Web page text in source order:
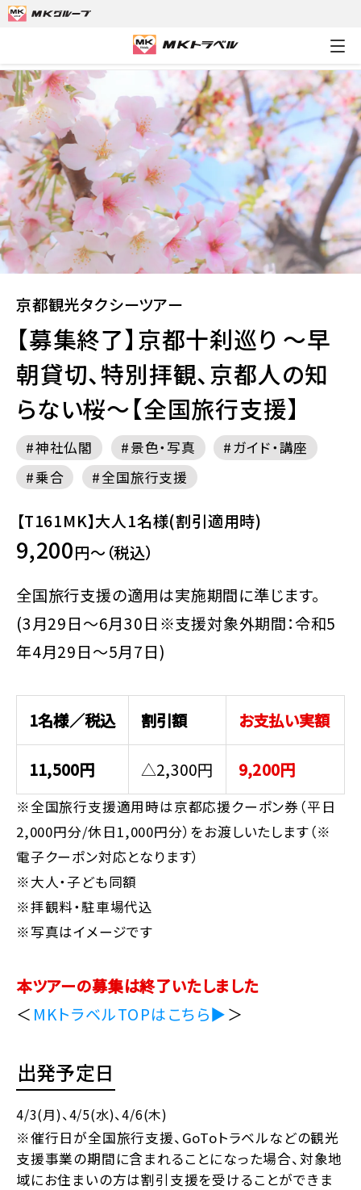
京都観光タクシーツアー 【募集終了】京都
京都観光タクシーツアー
【募集終了】京都十刹巡り ～早
朝貸切、特別拝観、京都人の知
らない桜～【全国旅行支援】
神社仏閣 景色・写真
ガイド・講座
乗合
全国旅行支援
【T161MK】大人1名様(割引適用時)
9,200円～（税込）
全国旅行支援の適用は実施期間に準じます。
(3月29日～6月30日※支援対象外期間：令和5
年4月29日～5月7日)
1名様／税込 割引額 お支払い実額
11,500円 △2,300円 9,200円
※全国旅行支援適用時は京都応援クーポン券（平日
2,000円分/休日1,000円分）をお渡しいたします（※
電子クーポン対応となります）
※大人・子ども同額
※拝観料・駐車場代込
※写真はイメージです
本ツアーの募集は終了いたしました
＜ MKトラベルTOPはこちら▶＞
出発予定日
4/3(月)、4/5(水)、4/6(木)
※催行日が全国旅行支援、GoToトラベルなどの観光
支援事業の期間に含まれることになった場合、対象地
域にお住まいの方は割引支援を受けることができま